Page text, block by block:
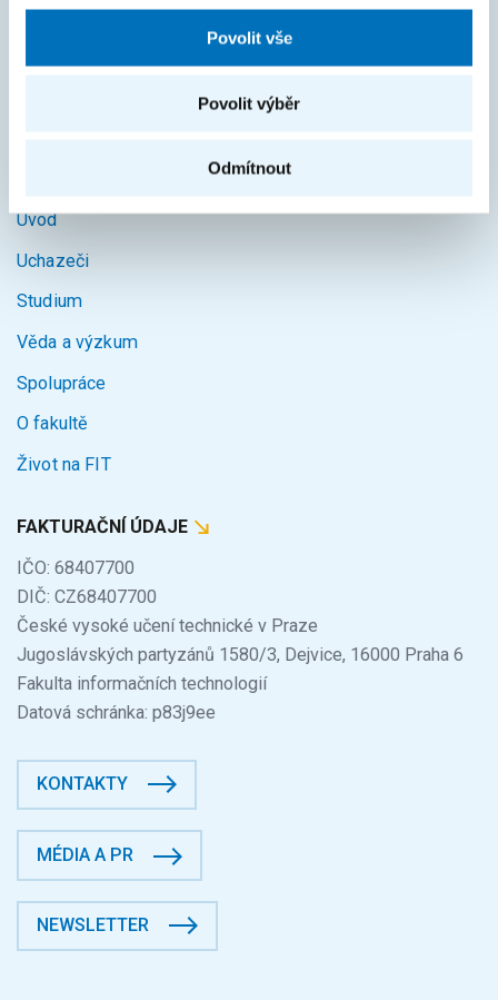
Povolit vše
Povolit výběr
Odmítnout
Courses
Úvod
Uchazeči
Studium
Věda a výzkum
Spolupráce
O fakultě
Život na FIT
FAKTURAČNÍ ÚDAJE
IČO: 68407700
DIČ: CZ68407700
České vysoké učení technické v Praze
Jugoslávských partyzánů 1580/3, Dejvice, 16000 Praha 6
Fakulta informačních technologií
Datová schránka: p83j9ee
KONTAKTY
MÉDIA A PR
NEWSLETTER